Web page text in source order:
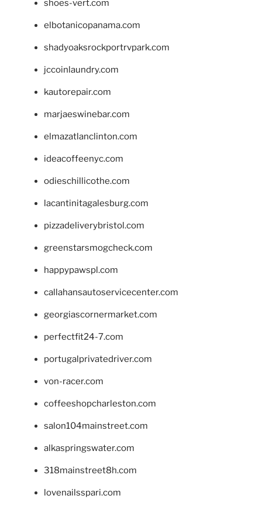
shoes-vert.com
elbotanicopanama.com
shadyoaksrockportrvpark.com
jccoinlaundry.com
kautorepair.com
marjaeswinebar.com
elmazatlanclinton.com
ideacoffeenyc.com
odieschillicothe.com
lacantinitagalesburg.com
pizzadeliverybristol.com
greenstarsmogcheck.com
happypawspl.com
callahansautoservicecenter.com
georgiascornermarket.com
perfectfit24-7.com
portugalprivatedriver.com
von-racer.com
coffeeshopcharleston.com
salon104mainstreet.com
alkaspringswater.com
318mainstreet8h.com
lovenailsspari.com